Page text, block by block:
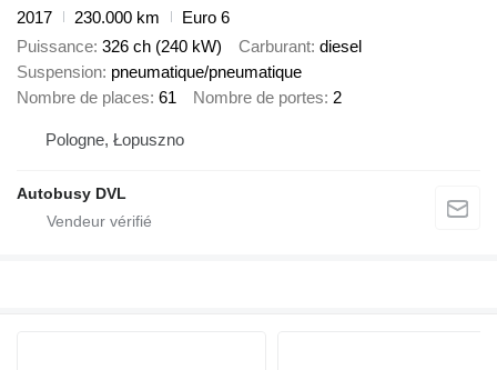
2017
230.000 km
Euro 6
Puissance 326 ch (240 kW) Carburant diesel
Suspension pneumatique/pneumatique
Nombre de places 61 Nombre de portes 2
Pologne, Łopuszno
Autobusy DVL